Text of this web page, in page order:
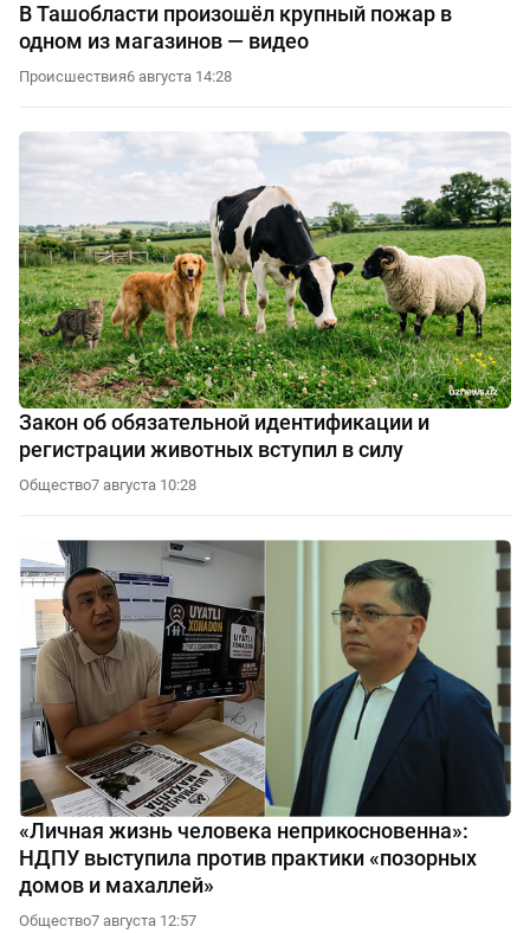
В Ташобласти произошёл крупный пожар в
одном из магазинов — видео
Происшествия6 августа 14:28
Закон об обязательной идентификации и
регистрации животных вступил в силу
Общество7 августа 10:28
«Личная жизнь человека неприкосновенна»:
НДПУ выступила против практики «позорных
домов и махаллей»
Общество7 августа 12:57